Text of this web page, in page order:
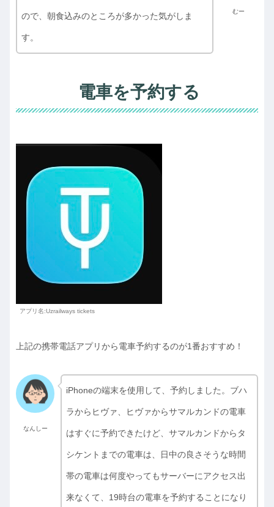
むー
ので、朝食込みのところが多かった気がしま
す。
電車を予約する
アプリ名:Uzrailways tickets
上記の携帯電話アプリから電車予約するのが1番おすすめ！
なんしー
iPhoneの端末を使用して、予約しました。ブハ
ラからヒヴァ、ヒヴァからサマルカンドの電車
はすぐに予約できたけど、サマルカンドからタ
シケントまでの電車は、日中の良さそうな時間
帯の電車は何度やってもサーバーにアクセス出
来なくて、19時台の電車を予約することになり